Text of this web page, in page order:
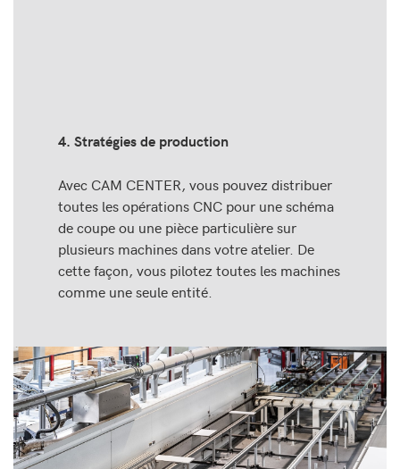
4. Stratégies de production
Avec CAM CENTER, vous pouvez distribuer
toutes les opérations CNC pour une schéma
de coupe ou une pièce particulière sur
plusieurs machines dans votre atelier. De
cette façon, vous pilotez toutes les machines
comme une seule entité.